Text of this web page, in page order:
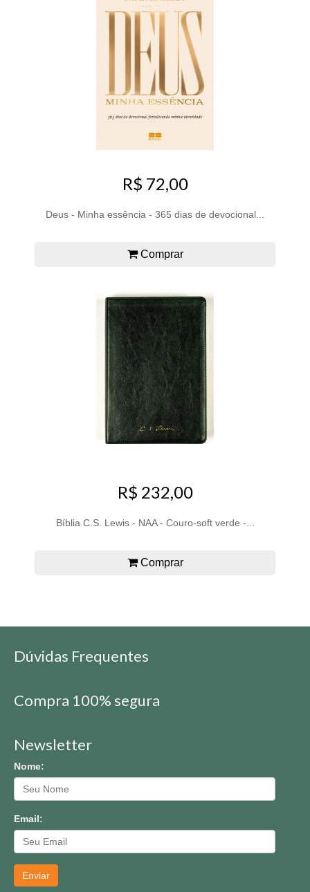
R$ 72,00
Deus - Minha essência - 365 dias de devocional...
Comprar
R$ 232,00
Bíblia C.S. Lewis - NAA - Couro-soft verde -...
Comprar
Dúvidas Frequentes
Compra 100% segura
Newsletter
Nome:
Email:
Enviar